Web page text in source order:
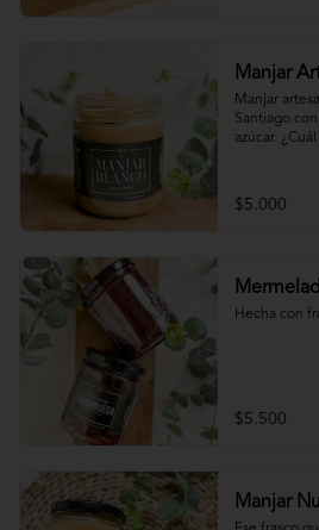
Manjar
Manjar
Santiago
azúcar.
El manjar
tiempo de
duración
un sabor
$5.000
Hecha con
$5.500
Manjar